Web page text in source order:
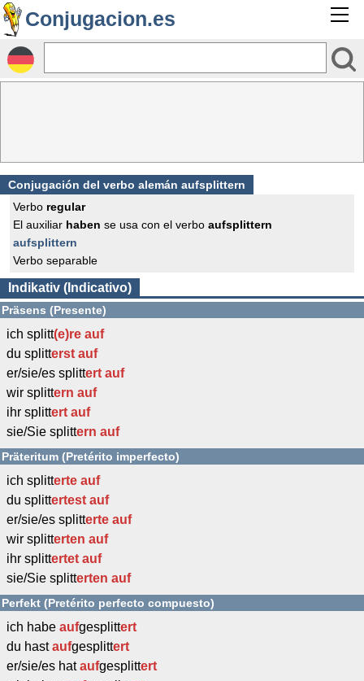
Conjugacion.es
Conjugación del verbo alemán aufsplittern
Verbo regular
El auxiliar haben se usa con el verbo aufsplittern
aufsplittern
Verbo separable
Indikativ (Indicativo)
Präsens (Presente)
ich splitt(e)re auf
du splitterst auf
er/sie/es splittert auf
wir splittern auf
ihr splittert auf
sie/Sie splittern auf
Präteritum (Pretérito imperfecto)
ich splitterte auf
du splittertest auf
er/sie/es splitterte auf
wir splitterten auf
ihr splittertet auf
sie/Sie splitterten auf
Perfekt (Pretérito perfecto compuesto)
ich habe aufgesplittert
du hastaufgesplittert
er/sie/es hataufgesplittert